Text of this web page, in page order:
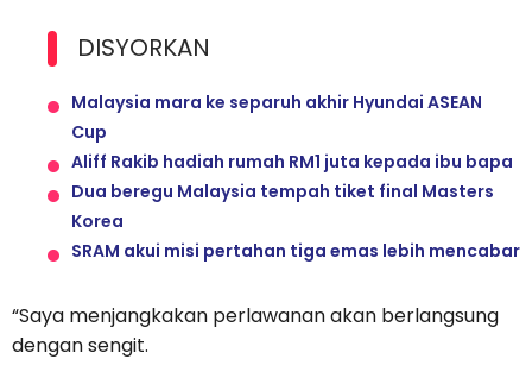
DISYORKAN
Malaysia mara ke separuh akhir Hyundai ASEAN
Cup
Aliff Rakib hadiah rumah RM1 juta kepada ibu bapa
Dua beregu Malaysia tempah tiket final Masters
Korea
SRAM akui misi pertahan tiga emas lebih mencabar
“Saya menjangkakan perlawanan akan berlangsung
dengan sengit.